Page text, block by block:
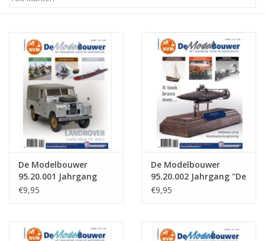
Zeitschriften
Neue Zeichnungen
NEUE ZEITSCHRIFTEN
ABONNEMENT DER
MODELLBAUER
De Modelbouwer
95.20.001 Jahrgang
"Der Modellbauer"
€9,95
De Modelbouwer
95.20.002 Jahrgang "De
Modelbouwer"
€9,95